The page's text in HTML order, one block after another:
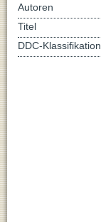
Autoren
Titel
DDC-Klassifikation